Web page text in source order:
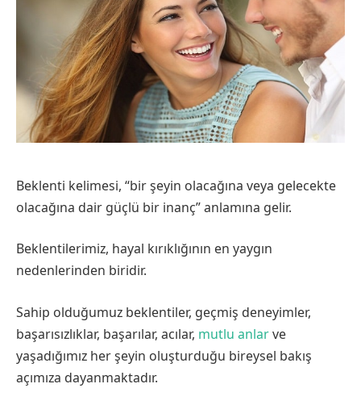
Beklenti kelimesi, “bir şeyin olacağına veya gelecekte
olacağına dair güçlü bir inanç” anlamına gelir.
Beklentilerimiz, hayal kırıklığının en yaygın
nedenlerinden biridir.
Sahip olduğumuz beklentiler, geçmiş deneyimler,
başarısızlıklar, başarılar, acılar, mutlu anlarve
yaşadığımız her şeyin oluşturduğu bireysel bakış
açımıza dayanmaktadır.